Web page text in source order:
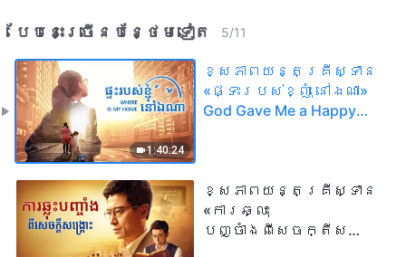
បែបនេះ​ច្រើនបន្ថែម​ទៀត​ 5/11
1:40:24
ខ្សែភាពយន្តគ្រីស្ទាន
«ផ្ទះរបស់ខ្ញុំ នៅឯណា»
God Gave Me a Happy
ខ្សែភាពយន្តគ្រីស្ទាន
«ការឆ្លុះ
បញ្ចាំងពីសេចក្តីសង្រ្គោះ»